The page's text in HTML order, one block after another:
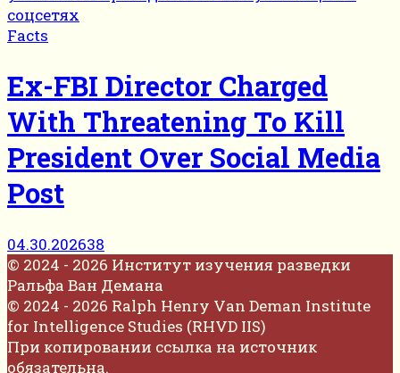
Facts
Ex-FBI Director Charged
With Threatening To Kill
President Over Social Media
Post
04.30.202638
© 2024 - 2026 Институт изучения разведки
Ральфа Ван Демана
© 2024 - 2026 Ralph Henry Van Deman Institute
for Intelligence Studies (RHVD IIS)
При копировании ссылка на источник
обязательна.